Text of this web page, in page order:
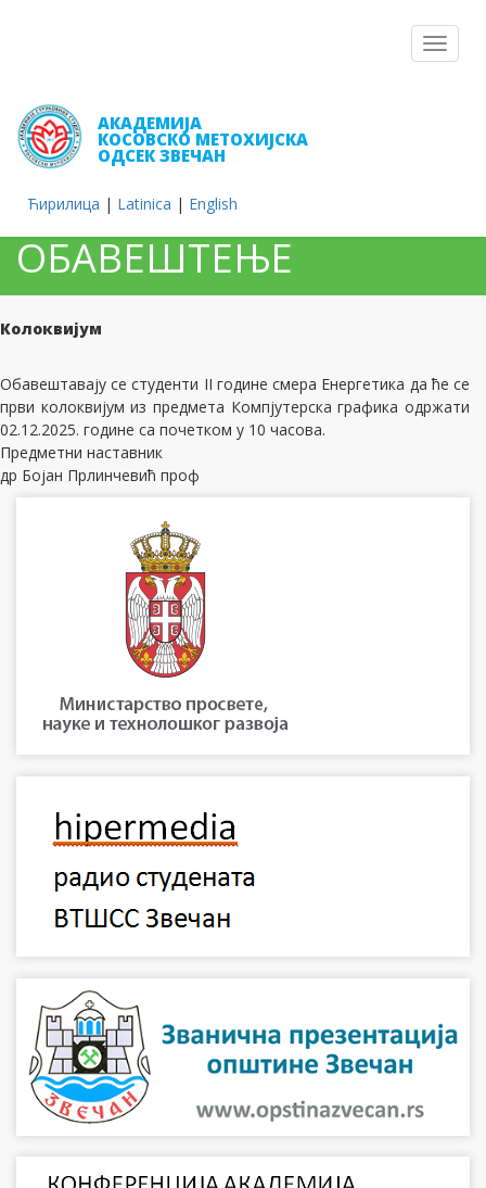
Toggle
АКАДЕМИЈА
КОСОВСКО МЕТОХИЈСКА
ОДСЕК ЗВЕЧАН
Ћирилица | Latinica | English
ОБАВЕШТЕЊЕ
Колоквијум
Обавештавају се студенти II године смера Енергетика да ће се
први колоквијум из предмета Компјутерска графика одржати
02.12.2025. године са почетком у 10 часова.
Предметни наставник
др Бојан Прлинчевић проф